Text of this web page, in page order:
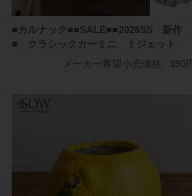
■カルナック■■SALE■■2026SS 新作
■ クラシックカーミニ ミジェット
メーカー希望小売価格
390円